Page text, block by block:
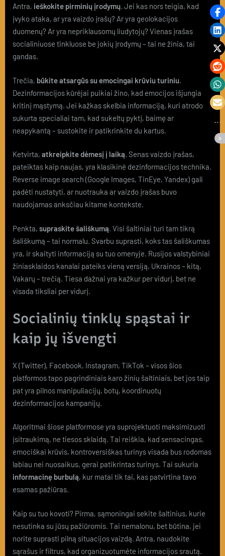
Antra, ieškokite pirminių įrodymų. Jei kas nors teigia, kad
įvyko ataka, ar yra vaizdo įrašų? Ar yra geolokacijos
duomenų? Ar yra nepriklausomų liudytojų? Vienas įrašas
socialiniuose tinkluose be jokių įrodymų – tai ne žinia, tai
gandas.
Trečia, būkite atsargūs su emocingai krūviu turiniu.
Dezinformacijos kūrėjai puikiai žino, kad emocijos išjungia
kritinį mąstymą. Jei kažkas skelbia informaciją, kuri atrodo
sukurta specialiai tam, kad sukeltų pyktį, baimę ar
neapykantą – sustokite ir patikrinkite du kartus.
Ketvirta, atkreipkite dėmesį į laiką. Senas vaizdo įrašas,
pateiktas kaip naujas, yra klasikinė dezinformacijos technika.
Reverse image search (Google Images, TinEye, Yandex) gali
padėti nustatyti, ar nuotrauka ar vaizdo įrašas buvo
naudojamas anksčiau kitame kontekste.
Penkta, supraskite šališkumą. Visi šaltiniai turi tam tikrą
šališkumą – tai normalu. Svarbu suprasti, koks tas šališkumas
yra, ir skaityti informaciją su tuo omenyje. Rusijos valstybiniai
žiniasklaidos kanalai pateiks vieną versiją, Ukrainos – kitą,
Vakarų – trečią. Tiesa dažnai yra kažkur per vidurį, bet ne
visada tiksliai per vidurį.
Socialinių tinklų spąstai ir
kaip jų išvengti
X (Twitter), Facebook, Instagram, TikTok – visos šios
platformos tapo pagrindiniais karo žinių šaltiniais, bet jos taip
pat yra pilnos manipuliacijų, botų, koordinuotų
dezinformacijos kampanijų.
Algoritmai šiose platformose yra suprojektuoti maksimizuoti
įsitraukimą, ne tiesos sklaidą. Tai reiškia, kad sensacingas,
emociškai krūvis, kontroversiškas turinys visada bus rodomas
labiau nei nuosaikus, gerai patikrintas turinys. Tai sukuria
informacinę burbulą, kur matai tik tai, kas patvirtina tavo
esamas pažiūras.
Kaip su tuo kovoti? Pirma, sąmoningai sekite šaltinius, kurie
nesutinka su jūsų pažiūromis. Tai nemalonu, bet būtina, jei
norite suprasti pilną situacijos vaizdą. Antra, naudokite
sąrašus ir filtrus, kad organizuotumėte informacijos srautą.